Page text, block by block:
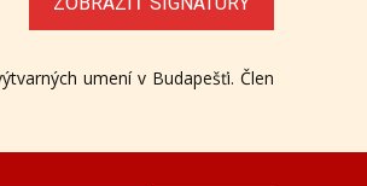
umení v Budapešťi. Člen